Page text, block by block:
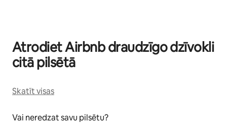
Atrodiet Airbnb draudzīgo dzīvokli
citā pilsētā
Skatīt visas
Vai neredzat savu pilsētu?